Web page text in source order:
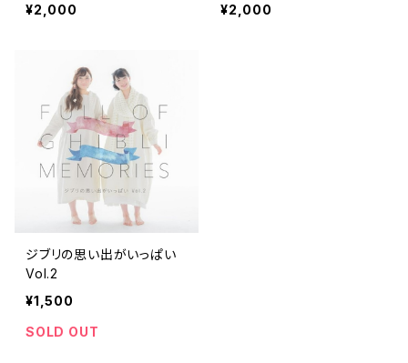
¥2,000
¥2,000
ジブリの思い出がいっぱい
Vol.2
¥1,500
SOLD OUT